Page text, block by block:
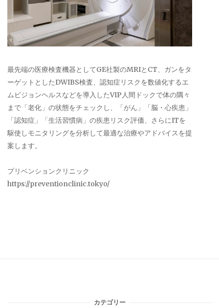
最先端の医療検査機器としてGE社製のMRIとCT、ガンをタ
ーゲットとしたDWIBS検査、認知症リスクを数値化するエ
ムビジョンヘルスなどを導入したVIP人間ドックで体の隅々
まで「老化」の状態をチェックし、「がん」「脳・心疾患」
「認知症」「生活習慣病」の疾患リスク評価、さらにITを
駆使しモニタリングを分析して最適な治療やアドバイスを提
案します。
プリベンションクリニック
https://preventionclinic.tokyo/
カテゴリー